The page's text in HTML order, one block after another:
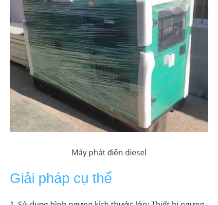
Máy phát điện diesel
Giải pháp cụ thể